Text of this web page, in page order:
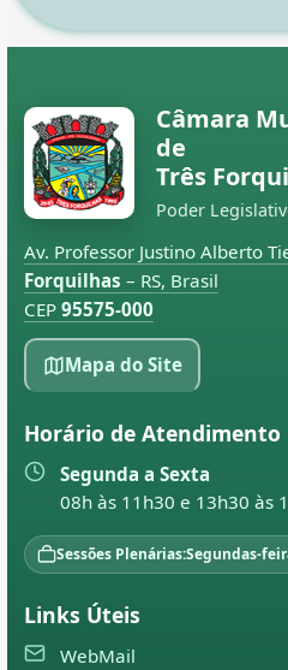
Câmara
de
Três
Poder
Av. Professor Justino Alberto
Forquilhas – RS, Brasil
CEP 95575-000
Mapa do Site
Horário de Atendimento
Segunda a Sexta
08h às 11h30 e 13h30 às
Sessões Plenárias:Segundas-
Links Úteis
WebMail